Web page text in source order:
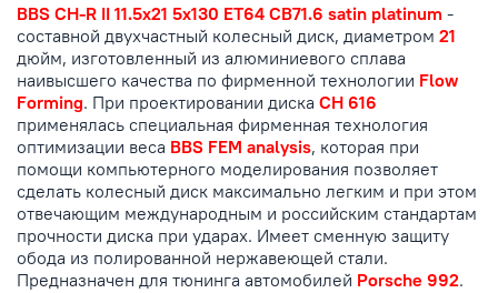
BBS CH-R II 11.5x21 5x130 ET64 CB71.6 satin platinum -
составной двухчастный колесный диск, диаметром 21
дюйм, изготовленный из алюминиевого сплава
наивысшего качества по фирменной технологии Flow
Forming. При проектировании диска CH 616
применялась специальная фирменная технология
оптимизации веса BBS FEM analysis, которая при
помощи компьютерного моделирования позволяет
сделать колесный диск максимально легким и при этом
отвечающим международным и российским стандартам
прочности диска при ударах. Имеет сменную защиту
обода из полированной нержавеющей стали.
Предназначен для тюнинга автомобилей Porsche 992.